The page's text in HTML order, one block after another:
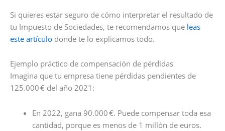
Si quieres estar seguro de cómo interpretar el resultado de
tu Impuesto de Sociedades, te recomendamos que leas
este artículo donde te lo explicamos todo.
Ejemplo práctico de compensación de pérdidas
Imagina que tu empresa tiene pérdidas pendientes de
125.000 € del año 2021:
En 2022, gana 90.000 €. Puede compensar toda esa
cantidad, porque es menos de 1 millón de euros.